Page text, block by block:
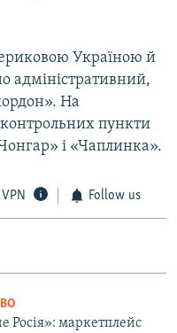
Україною й
адміністративний,
На
пункти
і «Чаплинка».
Follow us
Росія»: маркетплейс